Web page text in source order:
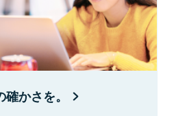
かさを。